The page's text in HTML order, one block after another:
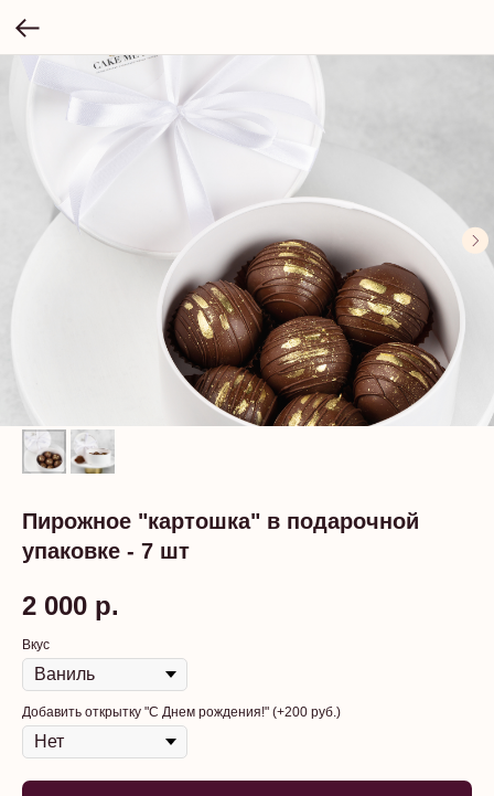
Пирожное "картошка" в подарочной
упаковке - 7 шт
2 000 р.
Вкус
Добавить открытку "С Днем рождения!" (+200 руб.)